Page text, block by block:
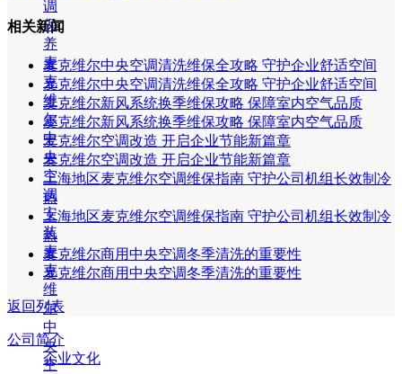
调
保
养
麦
克
维
尔
中
央
空
调
安
装
麦
克
维
尔
中
央
空
相关新闻
麦克维尔中央空调清洗维保全攻略 守护企业舒适空间
麦克维尔中央空调清洗维保全攻略 守护企业舒适空间
麦克维尔新风系统换季维保攻略 保障室内空气品质
麦克维尔新风系统换季维保攻略 保障室内空气品质
麦克维尔空调改造 开启企业节能新篇章
麦克维尔空调改造 开启企业节能新篇章
上海地区麦克维尔空调维保指南 守护公司机组长效制冷
热
上海地区麦克维尔空调维保指南 守护公司机组长效制冷
热
麦克维尔商用中央空调冬季清洗的重要性
麦克维尔商用中央空调冬季清洗的重要性
返回列表
公司简介
企业文化